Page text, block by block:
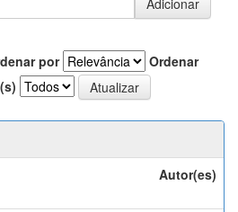
por
Ordenar
Autor(es)